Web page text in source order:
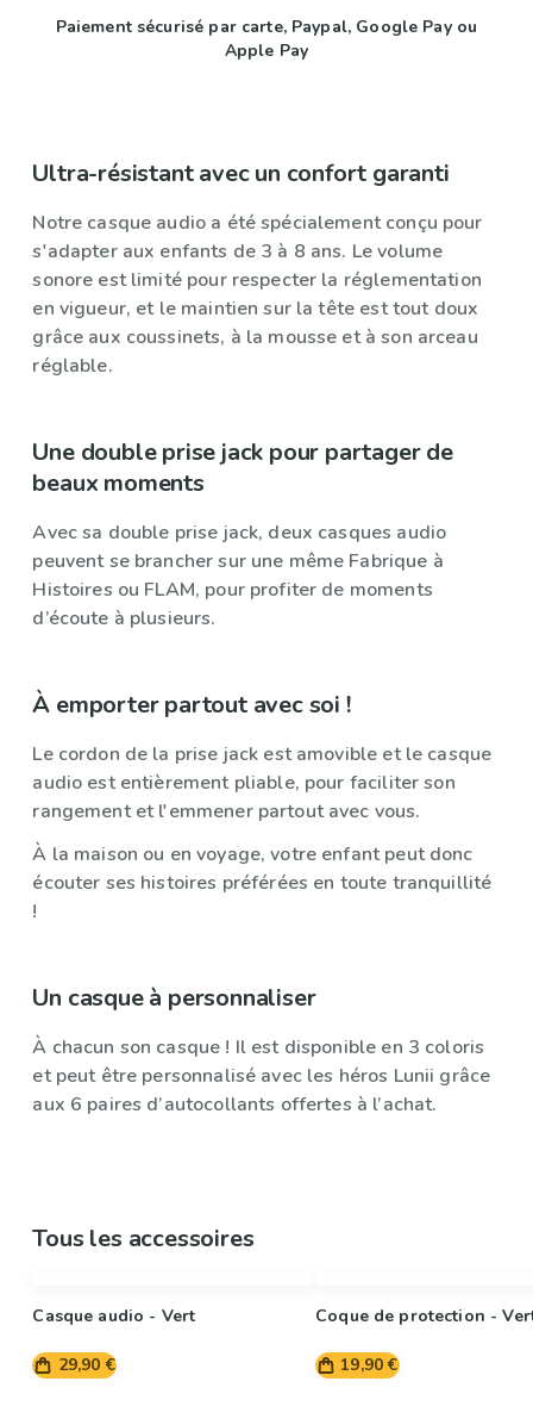
Paiement sécurisé par carte, Paypal, Google Pay ou
Apple Pay
Ultra-résistant avec un confort garanti
Notre casque audio a été spécialement conçu pour
s'adapter aux enfants de 3 à 8 ans. Le volume
sonore est limité pour respecter la réglementation
en vigueur, et le maintien sur la tête est tout doux
grâce aux coussinets, à la mousse et à son arceau
réglable.
Une double prise jack pour partager de
beaux moments
Avec sa double prise jack, deux casques audio
peuvent se brancher sur une même Fabrique à
Histoires ou FLAM, pour profiter de moments
d’écoute à plusieurs.
À emporter partout avec soi !
Le cordon de la prise jack est amovible et le casque
audio est entièrement pliable, pour faciliter son
rangement et l'emmener partout avec vous.
À la maison ou en voyage, votre enfant peut donc
écouter ses histoires préférées en toute tranquillité
!
Un casque à personnaliser
À chacun son casque ! Il est disponible en 3 coloris
et peut être personnalisé avec les héros Lunii grâce
aux 6 paires d’autocollants offertes à l’achat.
Tous les accessoires
Casque audio - Vert
29,90 €
Coque de protection -
19,90 €